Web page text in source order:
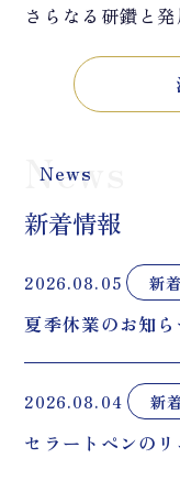
さらなる研鑽と
News
News
新着情報
2026.08.05 新
夏季休業のお知ら
2026.08.04 新
セラートペンの